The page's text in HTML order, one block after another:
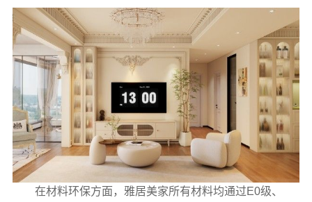
在材料环保方面，雅居美家所有材料均通过E0级、